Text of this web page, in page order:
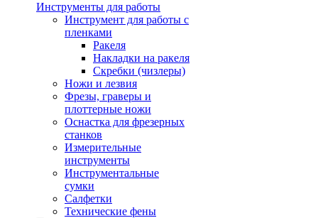
Инструменты для работы
Инструмент для работы с
пленками
Ракеля
Накладки на ракеля
Скребки (чизлеры)
Ножи и лезвия
Фрезы, граверы и
плоттерные ножи
Оснастка для фрезерных
станков
Измерительные
инструменты
Инструментальные
сумки
Салфетки
Технические фены